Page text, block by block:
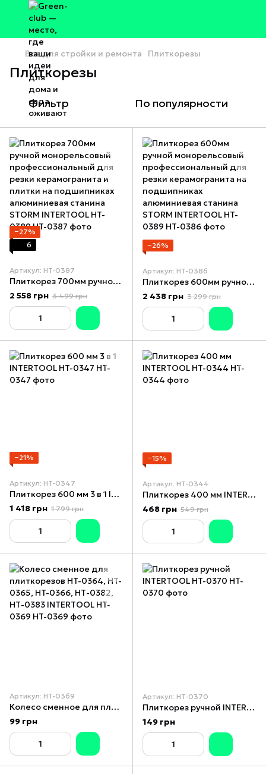
Все для стройки и ремонта Плиткорезы
Плиткорезы
Фильтр По популярности
−27%
6
Артикул: HT-0387
Плиткорез 700мм ручной монорельсовый профессиональный для резки керамогранита и плитки на подшипниках алюминиевая станина STORM INTERTOOL HT-0389
2 558 грн 3 499 грн
−26%
Артикул: HT-0386
Плиткорез 600мм ручной монорельсовый профессиональный для резки керамогранита на подшипниках алюминиевая станина STORM INTERTOOL HT-0389
2 438 грн 3 299 грн
−21%
Артикул: HT-0347
Плиткорез 600 мм 3 в 1 INTERTOOL HT-0347
1 418 грн 1 799 грн
−15%
Артикул: HT-0344
Плиткорез 400 мм INTERTOOL HT-0344
468 грн 549 грн
Артикул: HT-0369
Колесо сменное для плиткорезов HT-0364, HT-0365, HT-0366, НТ-0382, НТ-0383 INTERTOOL HT-0369
99 грн
Артикул: HT-0370
Плиткорез ручной INTERTOOL HT-0370
149 грн